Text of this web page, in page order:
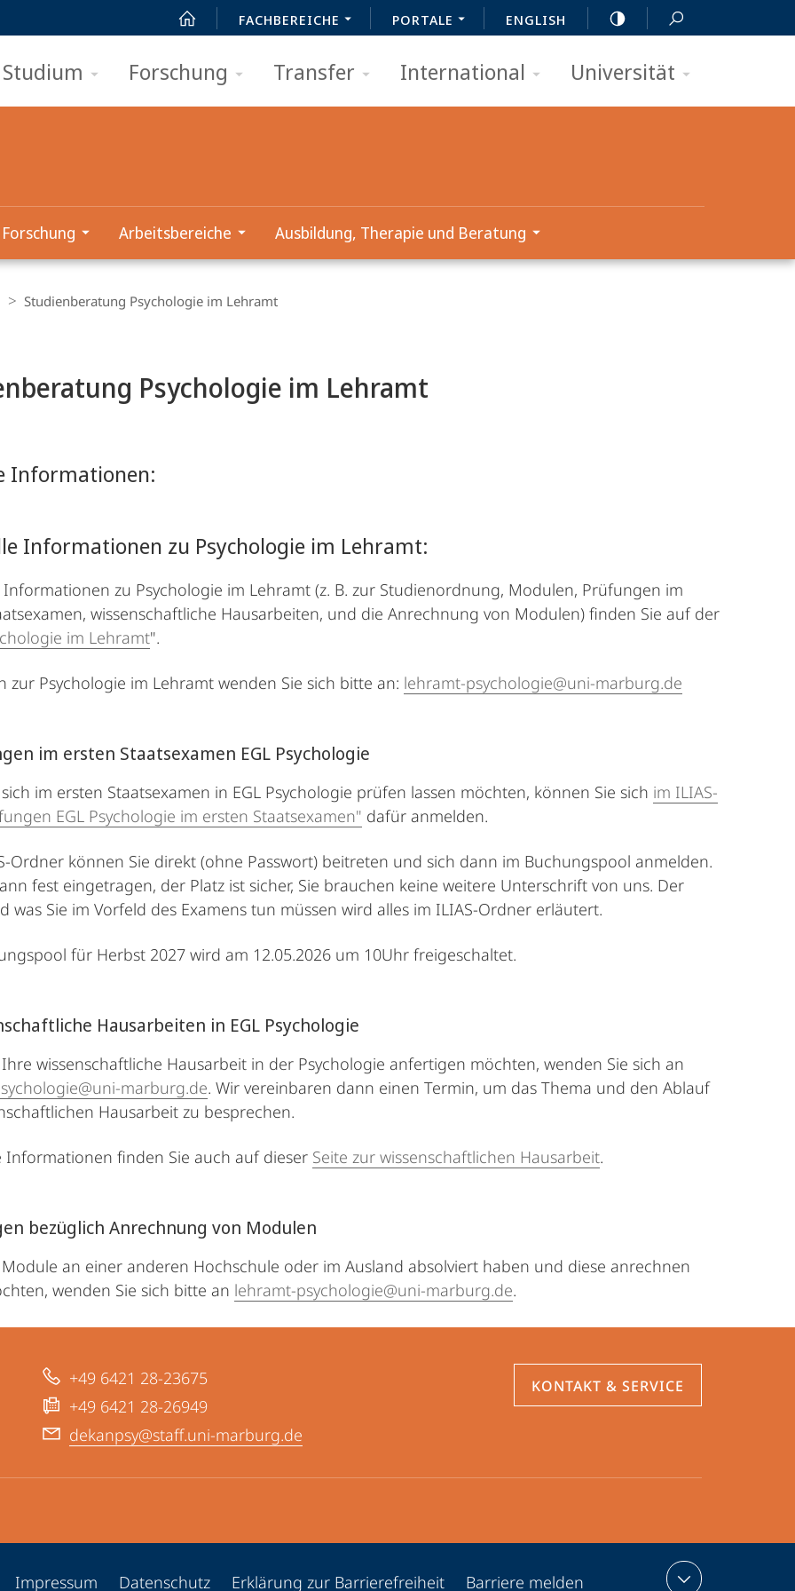
FACHBEREICHE PORTALE ENGLISH
Studium Forschung Transfer International Universität
Forschung Arbeitsbereiche Ausbildung, Therapie und Beratung
Studienberatung Psychologie im Lehramt
Psychologie im Lehramt
Informationen:
Informationen zu Psychologie im Lehramt:
Informationen zu Psychologie im Lehramt (z. B. zur Studienordnung, Modulen, Prüfungen im
wissenschaftliche Hausarbeiten, und die Anrechnung von Modulen) finden Sie auf der
im Lehramt".
zur Psychologie im Lehramt wenden Sie sich bitte an: lehramt-psychologie@uni-marburg.de
im ersten Staatsexamen EGL Psychologie
im ersten Staatsexamen in EGL Psychologie prüfen lassen möchten, können Sie sich im ILIAS-
EGL Psychologie im ersten Staatsexamen" dafür anmelden.
Ordner können Sie direkt (ohne Passwort) beitreten und sich dann im Buchungspool anmelden.
fest eingetragen, der Platz ist sicher, Sie brauchen keine weitere Unterschrift von uns. Der
was Sie im Vorfeld des Examens tun müssen wird alles im ILIAS-Ordner erläutert.
für Herbst 2027 wird am 12.05.2026 um 10Uhr freigeschaltet.
Hausarbeiten in EGL Psychologie
wissenschaftliche Hausarbeit in der Psychologie anfertigen möchten, wenden Sie sich an
marburg.de. Wir vereinbaren dann einen Termin, um das Thema und den Ablauf
Hausarbeit zu besprechen.
Informationen finden Sie auch auf dieser Seite zur wissenschaftlichen Hausarbeit.
bezüglich Anrechnung von Modulen
Module an einer anderen Hochschule oder im Ausland absolviert haben und diese anrechnen
wenden Sie sich bitte an lehramt-psychologie@uni-marburg.de.
+49 6421 28-23675
+49 6421 28-26949
dekanpsy@staff.uni-marburg.de
KONTAKT & SERVICE
Impressum Datenschutz Erklärung zur Barrierefreiheit Barriere melden